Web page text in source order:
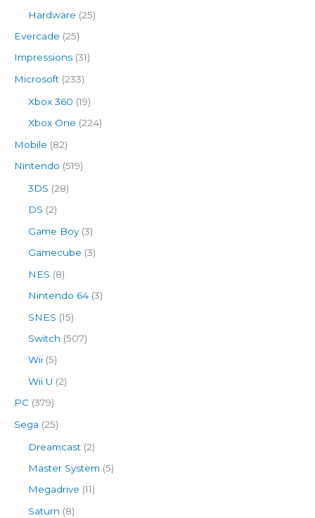
Hardware (25)
Evercade (25)
Impressions (31)
Microsoft (233)
Xbox 360 (19)
Xbox One (224)
Mobile (82)
Nintendo (519)
3DS (28)
DS (2)
Game Boy(3)
Gamecube (3)
NES (8)
Nintendo 64 (3)
SNES (15)
Switch (507)
Wii (5)
Wii U (2)
PC (379)
Sega (25)
Dreamcast (2)
Master System (5)
Megadrive (11)
Saturn (8)